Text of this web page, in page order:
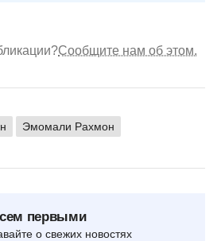
Сообщите нам об этом.
Эмомали Рахмон
первыми
о свежих новостях